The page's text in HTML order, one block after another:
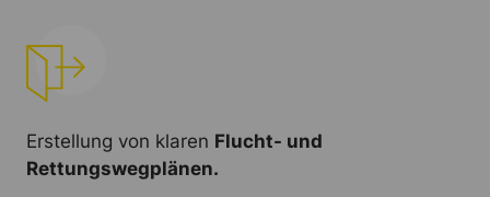
Erstellung von klaren Flucht- und
Rettungswegplänen.